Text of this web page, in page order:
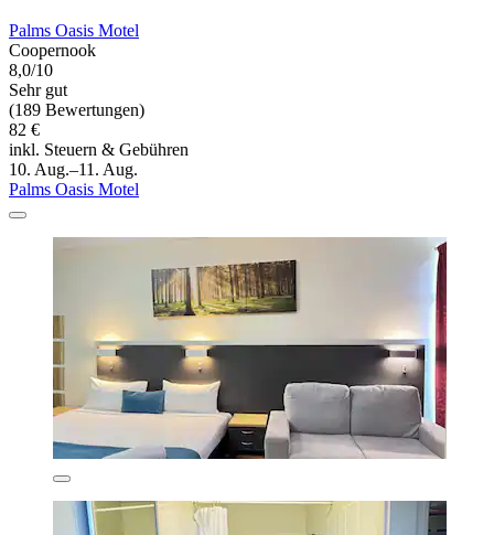
Palms Oasis Motel
Coopernook
8,0/10
Sehr gut
(189 Bewertungen)
82 €
inkl. Steuern & Gebühren
10. Aug.–11. Aug.
Palms Oasis Motel